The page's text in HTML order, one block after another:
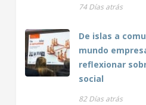
74 Días atrás
De islas a
mundo
reflexionar
social
82 Días atrás